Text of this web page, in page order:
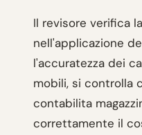
Il revisore verifica
nell'applicazione
l'accuratezza dei
mobili, si controlla
contabilita
correttamente il